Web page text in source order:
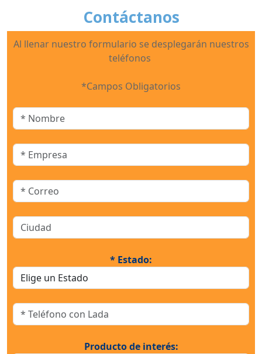
Contáctanos
Al llenar nuestro formulario se desplegarán nuestros
teléfonos
*Campos Obligatorios
* Estado:
Producto de interés: